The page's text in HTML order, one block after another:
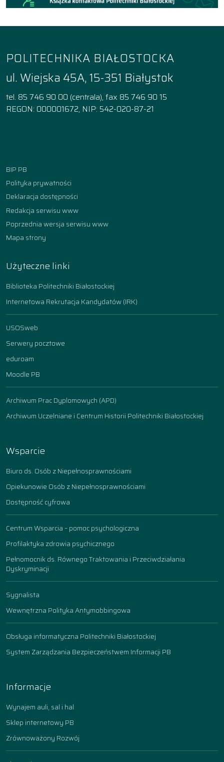
POLITECHNIKA BIAŁOSTOCKA
ul. Wiejska 45A, 15-351 Białystok
tel. 85 746 90 00 (centrala), fax 85 746 90 15
REGON: 000001672, NIP: 542-020-87-21
BIP PB
Polityka prywatności
Deklaracja dostępności
Redakcja serwisu www
Poprzednia wersja serwisu www
Mapa strony
Użyteczne linki
Biblioteka Politechniki Białostockiej
Internetowa Rekrutacja Kandydatów (IRK)
USOSweb
Serwery pocztowe
eduroam
Moodle PB
Archiwum Prac Dyplomowych (APD)
Archiwum Uczelniane i Centrum Historii Politechniki Białostockiej
Wsparcie
Biuro ds. Osób z Niepełnosprawnościami
Opiekunowie Osób z Niepełnosprawnościami
Dostępność cyfrowa
Centrum Wsparcia – pomoc psychologiczna
Profilaktyka zdrowia psychicznego
Pełnomocnik ds. Równego Traktowania i Przeciwdziałania
Dyskryminacji
Sygnalista
Wewnętrzna Polityka Antymobbingowa
Obsługa informatyczna Politechniki Białostockiej
System Zarządzania Bezpieczeństwem Informacji PB
Informacje
Wynajem auli, sal i hal
Sklep internetowy PB
Zrównoważony Rozwój